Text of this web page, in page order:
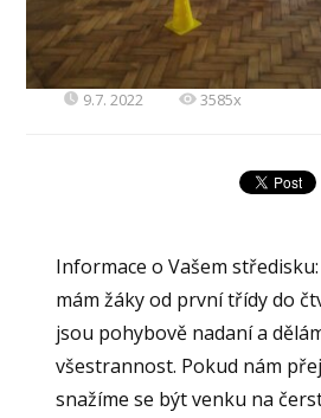
9.7. 2022 3585x
Informace o Vašem
mám žáky od první třídy do
jsou pohybově nadaní a
všestrannost. Pokud nám
snažíme se být venku na